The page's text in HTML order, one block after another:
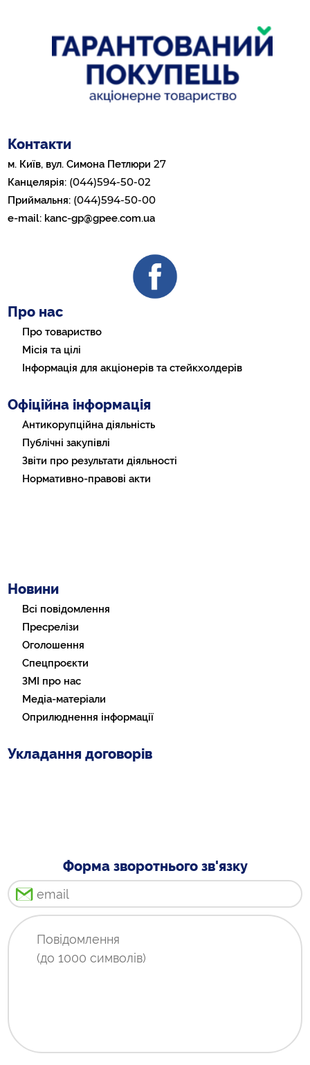
Контакти
м. Київ, вул. Симона Петлюри27
Канцелярія: (044)594-50-02
Приймальня: (044)594-50-00
e-mail: kanc-gp@gpee.com.ua
Про нас
Про товариство
Місія та цілі
Інформація для акціонерів та стейкхолдерів
Офіційна інформація
Антикорупційна діяльність
Публічні закупівлі
Звіти про результати діяльності
Нормативно-правові акти
Новини
Всі повідомлення
Пресрелізи
Оголошення
Спецпроєкти
ЗМІ про нас
Медіа-матеріали
Оприлюднення інформації
Укладання договорів
Форма зворотнього зв'язку